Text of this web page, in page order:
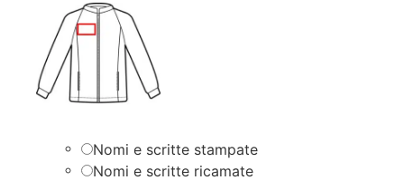
Nomi e scritte stampate
Nomi e scritte ricamate